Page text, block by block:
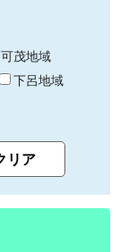
可茂地域
下呂地域